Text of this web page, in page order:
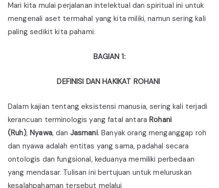
Mari kita mulai perjalanan intelektual dan spiritual ini untuk
mengenali aset termahal yang kita miliki, namun sering kali
paling sedikit kita pahami.
BAGIAN 1:
DEFINISI DAN HAKIKAT ROHANI
Dalam kajian tentang eksistensi manusia, sering kali terjadi
kerancuan terminologis yang fatal antaraRohani
(Ruh),Nyawa, dan Jasmani. Banyak orang menganggap roh
dan nyawa adalah entitas yang sama, padahal secara
ontologis dan fungsional, keduanya memiliki perbedaan
yang mendasar. Tulisan ini bertujuan untuk meluruskan
kesalahpahaman tersebut melalui